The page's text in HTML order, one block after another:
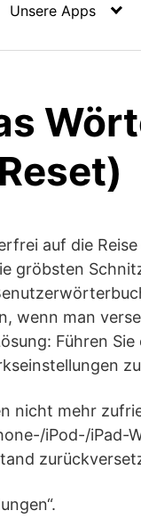
Unsere Apps
auf die
gröbsten
wenn man
Führen
nicht mehr
iPod-/